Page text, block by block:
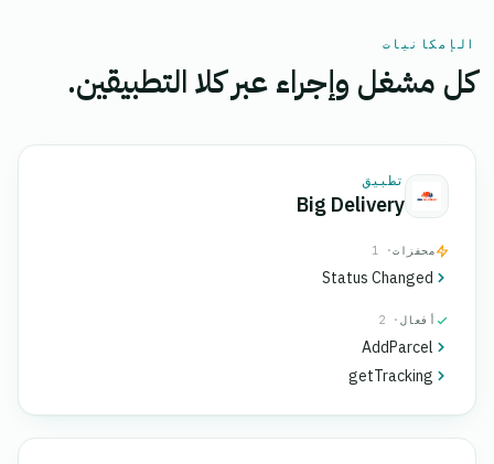
الإمكانيات
كل مشغل وإجراء عبر كلا التطبيقين.
تطبيق
Big Delivery
محفزات· 1
Status Changed
أفعال · 2
AddParcel
getTracking